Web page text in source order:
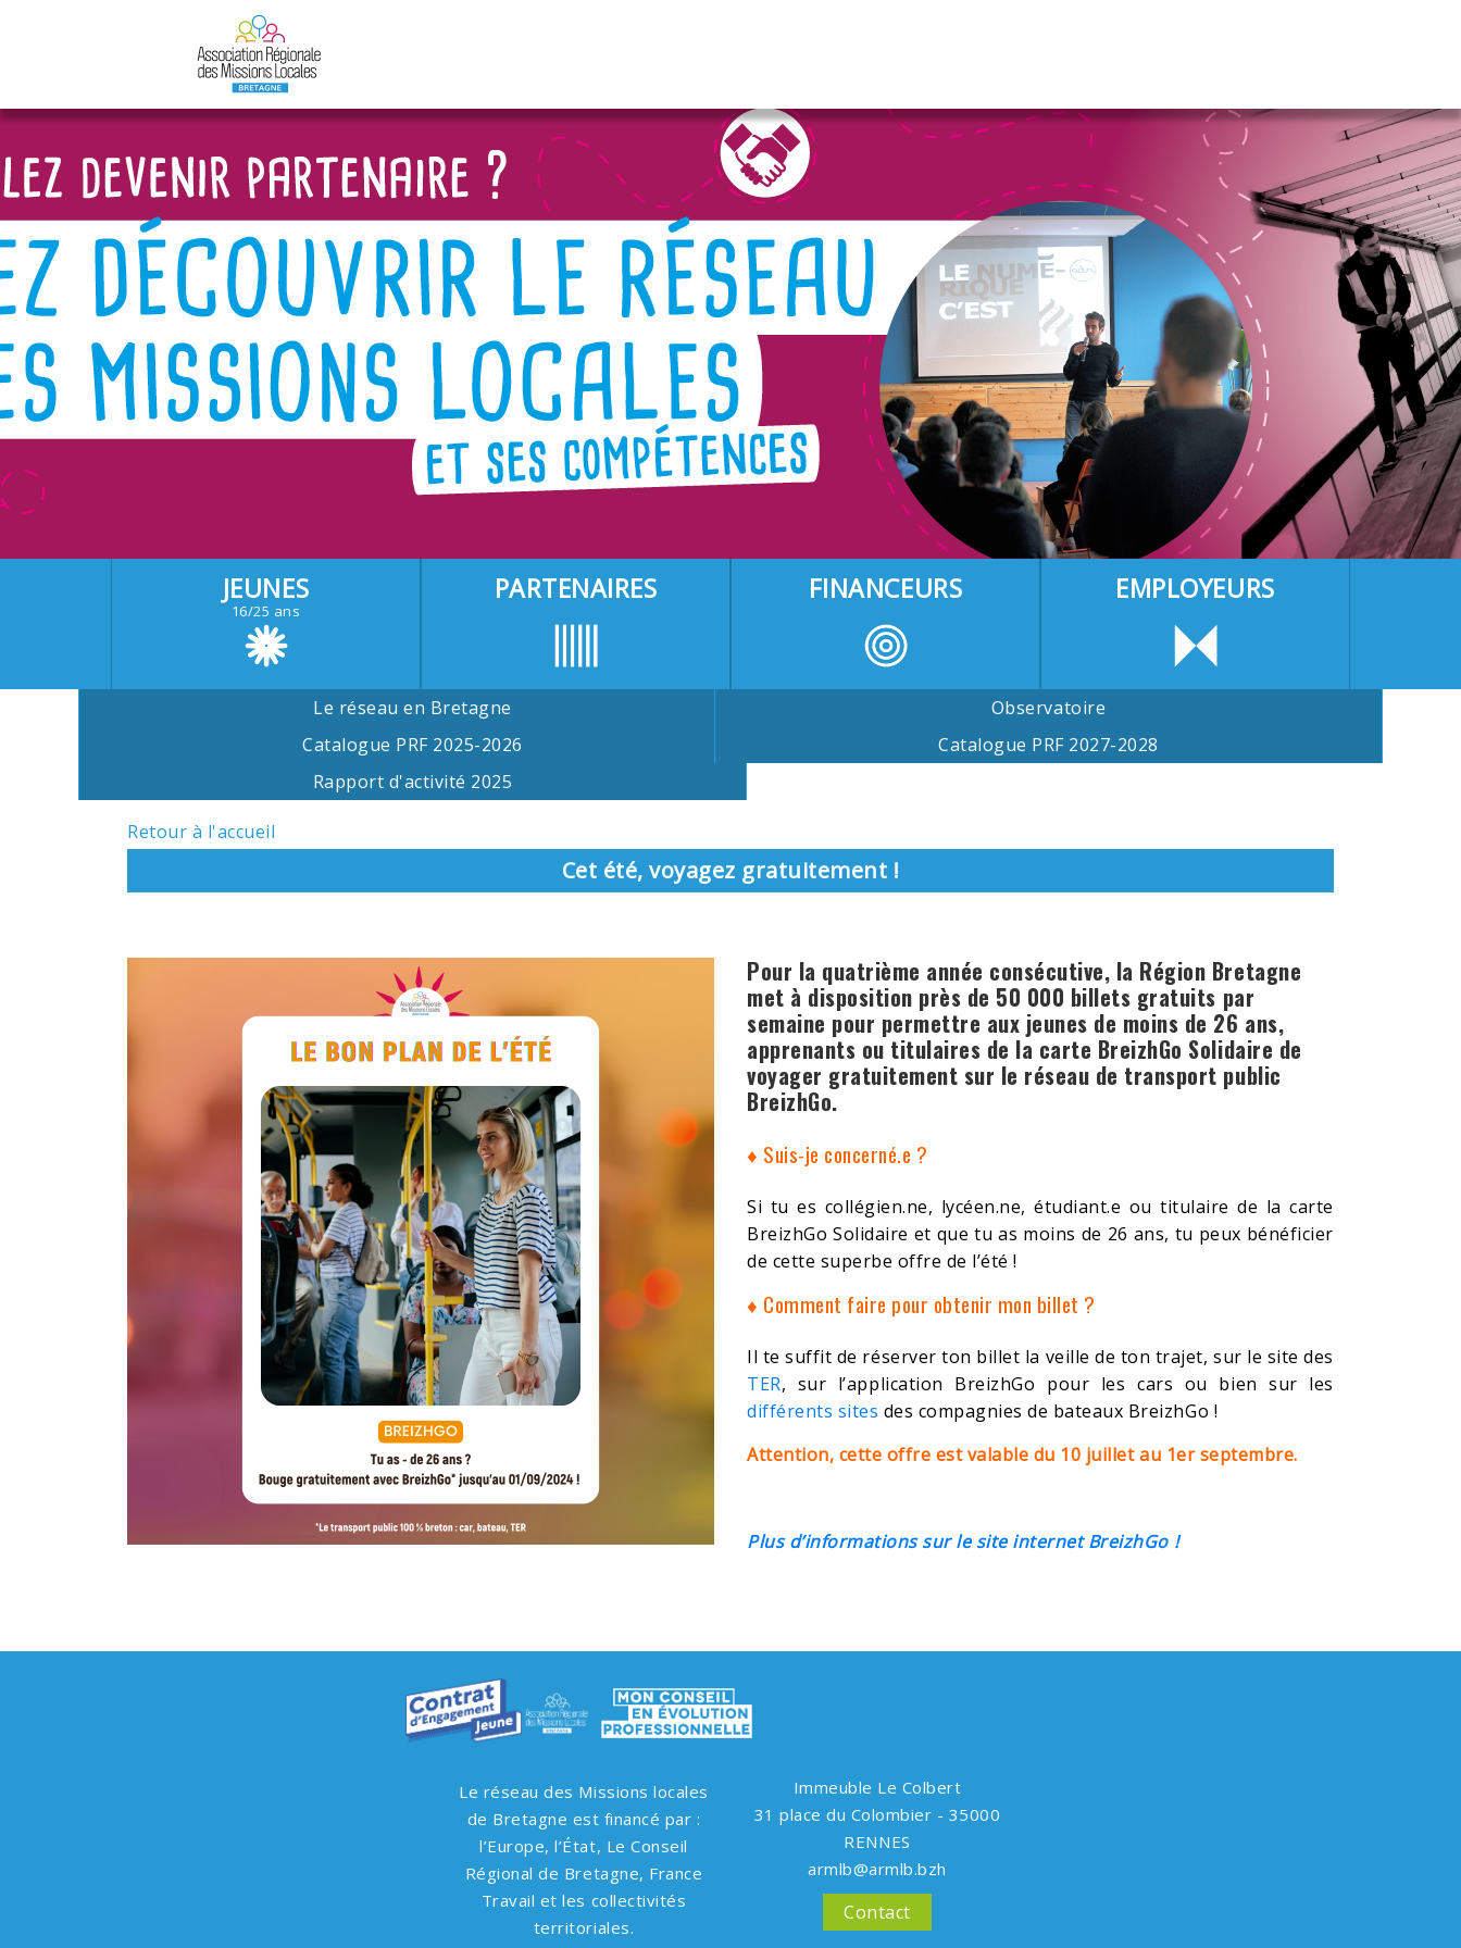
JEUNES
16/25 ans
PARTENAIRES FINANCEURS EMPLOYEURS
Le réseau en Bretagne
Catalogue PRF 2025-2026
Rapport d'activité 2025
Observatoire
Catalogue PRF 2027-2028
Retour à l'accueil
Cet été, voyagez gratuitement !
Pour la quatrième année consécutive, la Région Bretagne
met à disposition près de 50 000 billets gratuits par
semaine pour permettre aux jeunes de moins de 26 ans,
apprenants ou titulaires de la carte BreizhGo Solidaire de
voyager gratuitement sur le réseau de transport public
BreizhGo.
♦ Suis-je concerné.e ?
Si tu es collégien.ne, lycéen.ne, étudiant.e ou titulaire de la carte
BreizhGo Solidaire et que tu as moins de 26 ans, tu peux bénéficier
de cette superbe offre de l’été !
♦ Comment faire pour obtenir mon billet ?
Il te suffit de réserver ton billet la veille de ton trajet, sur le site des
TER, sur l’application BreizhGo pour les cars ou bien sur les
différents sites des compagnies de bateaux BreizhGo !
Attention, cette offre est valable du 10 juillet au 1er septembre.
Plus d’informations sur le site internet BreizhGo !
Le réseau des Missions locales
de Bretagne est financé par :
l’Europe, l’État, Le Conseil
Régional de Bretagne, France
Travail et les collectivités
territoriales.
Immeuble Le Colbert
31 place du Colombier - 35000
RENNES
armlb@armlb.bzh
Contact